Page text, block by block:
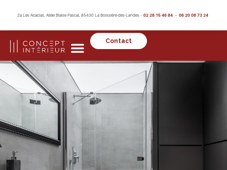
Za Les Acacias, Allée Blaise Pascal, 85430 La Boissière-des-Landes – 02 28 15 46 84 – 06 20 08 73 24
Contact